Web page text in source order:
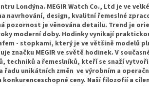
Londýna. MEGIR Watch Co., Ltd je ve
navrhování, design, kvalitní řemeslné
pozornost je věnována detailu. Trend je
moderní doby. Hodinky vynikají
- stopkami, který je ve většině modelů
značku MEGIR ve světě hodinek. V
techniků a řemeslníků, kteří se snaží
řadu unikátních změn ve výrobním a
ceny. Naší filozofií a